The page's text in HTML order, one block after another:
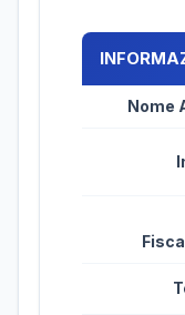
Nome